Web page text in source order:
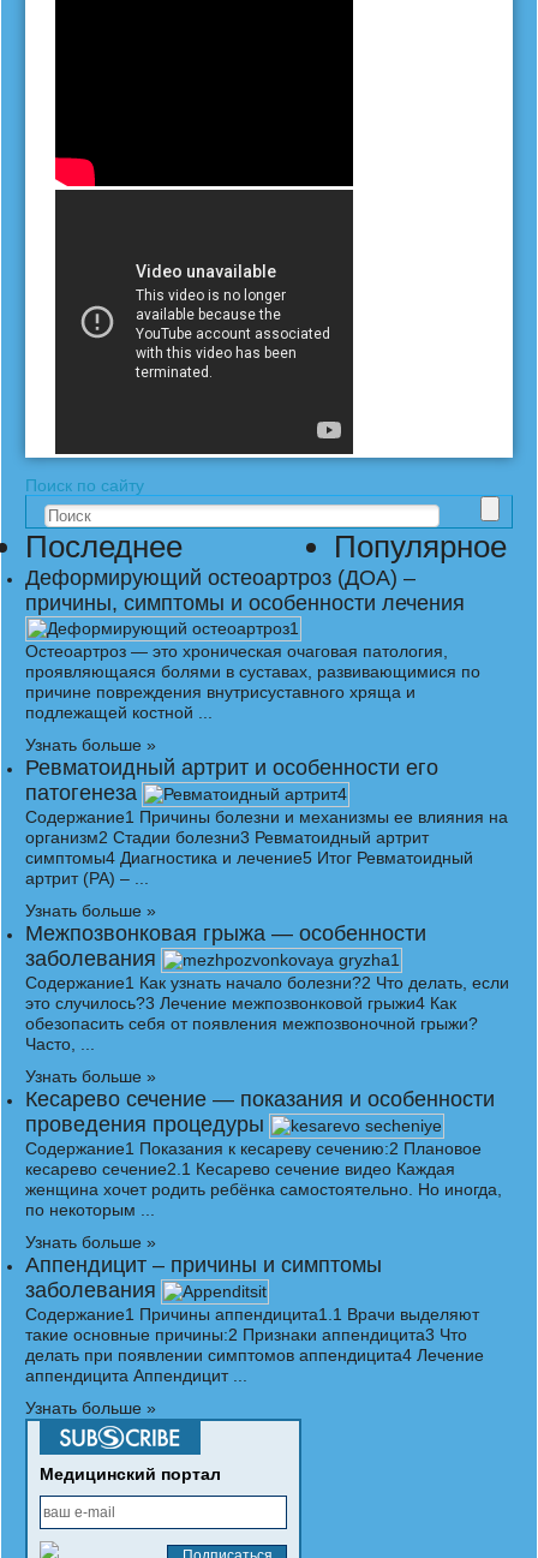
Поиск по сайту
Последнее Популярное
Деформирующий остеоартроз (ДОА) –
причины, симптомы и особенности лечения
Остеоартроз — это хроническая очаговая патология,
проявляющаяся болями в суставах, развивающимися по
причине повреждения внутрисуставного хряща и
подлежащей костной ...
Узнать больше »
Ревматоидный артрит и особенности его
патогенеза
Содержание1 Причины болезни и механизмы ее влияния на
организм2 Стадии болезни3 Ревматоидный артрит
симптомы4 Диагностика и лечение5 Итог Ревматоидный
артрит (РА) – ...
Узнать больше »
Межпозвонковая грыжа — особенности
заболевания
Содержание1 Как узнать начало болезни?2 Что делать, если
это случилось?3 Лечение межпозвонковой грыжи4 Как
обезопасить себя от появления межпозвоночной грыжи?
Часто, ...
Узнать больше »
Кесарево сечение — показания и особенности
проведения процедуры
Содержание1 Показания к кесареву сечению:2 Плановое
кесарево сечение2.1 Кесарево сечение видео Каждая
женщина хочет родить ребёнка самостоятельно. Но иногда,
по некоторым ...
Узнать больше »
Аппендицит – причины и симптомы
заболевания
Содержание1 Причины аппендицита1.1 Врачи выделяют
такие основные причины:2 Признаки аппендицита3 Что
делать при появлении симптомов аппендицита4 Лечение
аппендицита Аппендицит ...
Узнать больше »
Медицинский портал